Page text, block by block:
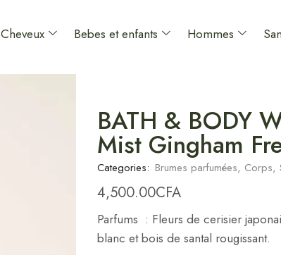
Cheveux Bebes et enfants Hommes
BATH & BODY
Mist Gingham
Categories: Brumes parfumées, Corps,
4,500.00CFA
Parfums : Fleurs de cerisier
blanc et bois de santal rougissant.